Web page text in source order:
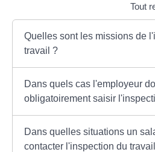
Tout
Quelles sont les missions de
travail ?
Dans quels cas l'employeur
obligatoirement saisir
Dans quelles situations un
contacter l'inspection du